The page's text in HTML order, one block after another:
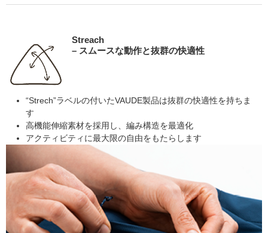
Streach
– スムースな動作と抜群の快適性
“Strech”ラベルの付いたVAUDE製品は抜群の快適性を持ちま
す
高機能伸縮素材を採用し、編み構造を最適化
アクティビティに最大限の自由をもたらします